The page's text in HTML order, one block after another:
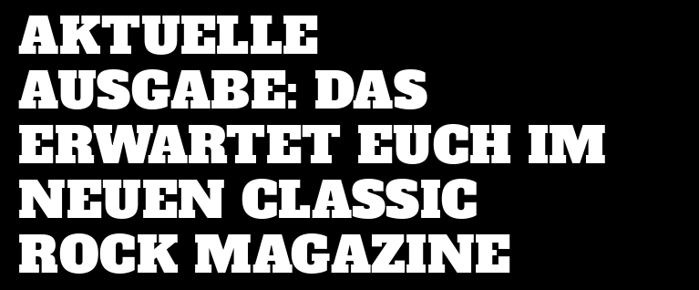
AKTUELLE
AUSGABE: DAS
ERWARTET EUCH IM
NEUEN CLASSIC
ROCK MAGAZINE